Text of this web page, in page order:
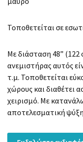
Τοποθετείται σε
Με διάσταση 48”
ανεμιστήρας αυτός
τ.μ. Τοποθετείται
χώρους και διαθέτει
χειρισμό. Με
αποτελεσματική